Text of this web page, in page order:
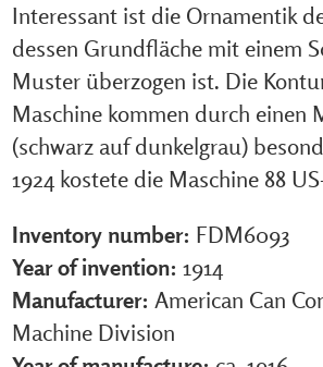
Interessant ist die Ornamentik
dessen Grundfläche mit einem
Muster überzogen ist. Die
Maschine kommen durch einen
(schwarz auf dunkelgrau)
1924 kostete die Maschine 88
Inventory number: FDM6093
Year of invention: 1914
Manufacturer: American Can
Machine Division